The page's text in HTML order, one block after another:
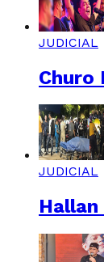
JUDICIAL
Churo
JUDICIAL